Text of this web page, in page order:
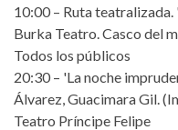
10:00 – Ruta teatralizada.
Burka Teatro. Casco del
Todos los públicos
20:30 – 'La noche
Álvarez, Guacimara Gil.
Teatro Príncipe Felipe